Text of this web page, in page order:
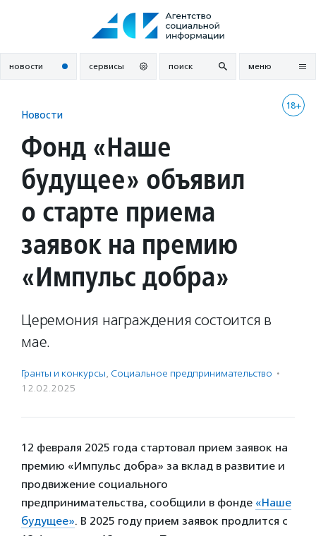
новости сервисы поиск меню
18+
Новости
Фонд «Наше
будущее» объявил
о старте приема
заявок на премию
«Импульс добра»
Церемония награждения состоится в
мае.
Гранты и конкурсы, Социальное предпри­нима­тель­ство ·
12.02.2025
12 февраля 2025 года стартовал прием заявок на
премию «Импульс добра» за вклад в развитие и
продвижение социального
предпринимательства, сообщили в фонде «Наше
будущее». В 2025 году прием заявок продлится с